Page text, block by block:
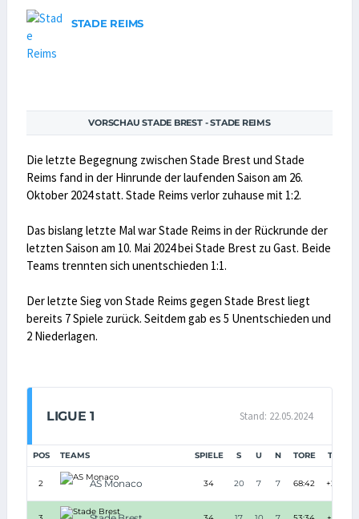
STADE REIMS
VORSCHAU STADE BREST - STADE REIMS
Die letzte Begegnung zwischen Stade Brest und Stade
Reims fand in der Hinrunde der laufenden Saison am 26.
Oktober 2024 statt. Stade Reims verlor zuhause mit 1:2.
Das bislang letzte Mal war Stade Reims in der Rückrunde der
letzten Saison am 10. Mai 2024 bei Stade Brest zu Gast. Beide
Teams trennten sich unentschieden 1:1.
Der letzte Sieg von Stade Reims gegen Stade Brest liegt
bereits 7 Spiele zurück. Seitdem gab es 5 Unentschieden und
2 Niederlagen.
LIGUE 1 Stand: 22.05.2024
POS TEAMS SPIELE S U N TORE TD
2 AS Monaco 34 20 7 7 68:42 +26